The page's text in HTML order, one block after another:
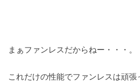
まぁファンレスだからねー・・・。
これだけの性能でファンレスは頑張